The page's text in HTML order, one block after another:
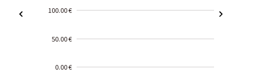
100.00 €
50.00 €
0.00 €